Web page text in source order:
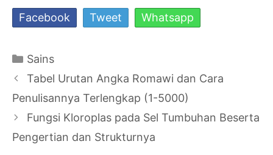
Facebook Tweet Whatsapp
Kategori
Sains
Navigasi
Tulisan
Tabel Urutan Angka Romawi dan Cara
Penulisannya Terlengkap (1-5000)
Fungsi Kloroplas pada Sel Tumbuhan Beserta
Pengertian dan Strukturnya